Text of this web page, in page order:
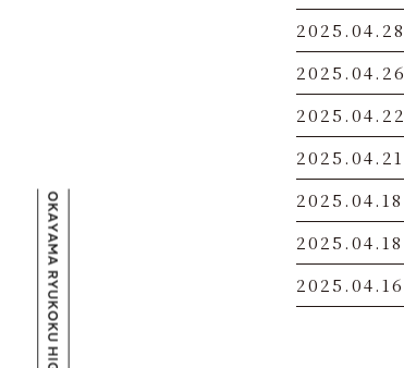
2025.04.28
2025.04.26
2025.04.22
2025.04.21
2025.04.18
2025.04.18
2025.04.16